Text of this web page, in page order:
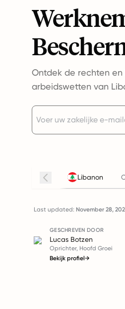
Ontdek de rechten
arbeidswetten van
Libanon
Last updated: November 28,
GESCHREVEN DOOR
Lucas Botzen
Oprichter, Hoofd Groei
Bekijk profiel→